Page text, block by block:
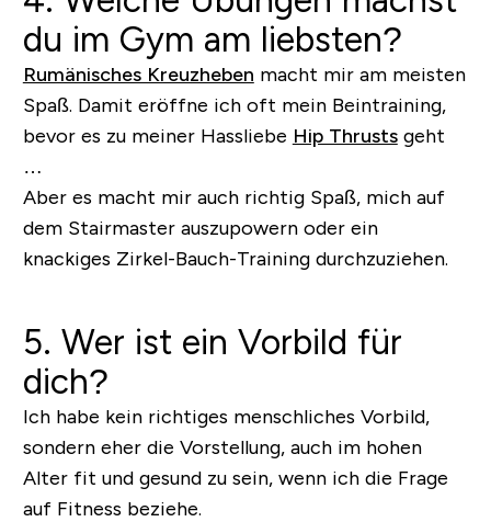
du im Gym am liebsten?
Rumänisches Kreuzheben macht mir am meisten
Spaß. Damit eröffne ich oft mein Beintraining,
bevor es zu meiner Hassliebe Hip Thrustsgeht
…
Aber es macht mir auch richtig Spaß, mich auf
dem Stairmaster auszupowern oder ein
knackiges Zirkel-Bauch-Training durchzuziehen.
5. Wer ist ein Vorbild für
dich?
Ich habe kein richtiges menschliches Vorbild,
sondern eher die Vorstellung, auch im hohen
Alter fit und gesund zu sein, wenn ich die Frage
auf Fitness beziehe.